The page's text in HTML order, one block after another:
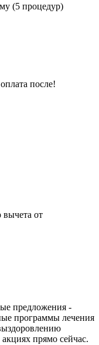
(5 процедур)
после!
вычета от
предложения -
программы лечения
прямо сейчас.